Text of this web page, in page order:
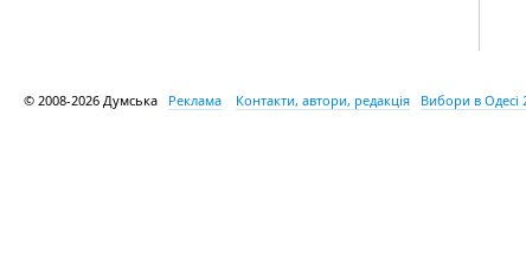
© 2008-2026 Думська Реклама Контакти, автори, редакція Вибори в Одесі